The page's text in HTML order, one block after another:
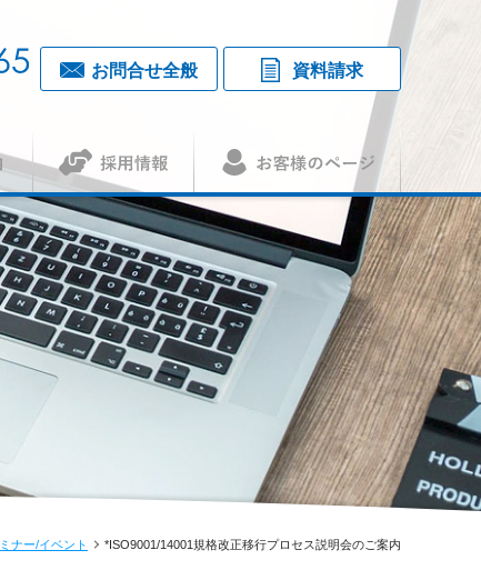
お問合せ全般 資料請求
アクセス
セット）
採用情報 お客様のページ
ナー/イベント *ISO9001/14001規格改正移行プロセス説明会のご案内